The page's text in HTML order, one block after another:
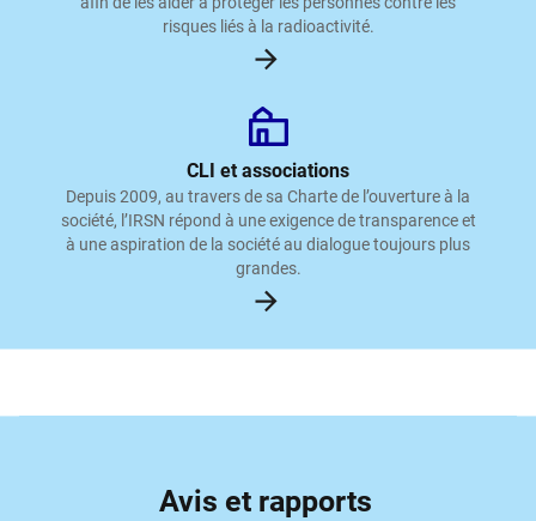
risques liés à la radioactivité.
CLI et associations
Depuis 2009, au travers de sa Charte de l’ouverture à la
société, l’IRSN répond à une exigence de transparence et
à une aspiration de la société au dialogue toujours plus
grandes.
Avis et rapports